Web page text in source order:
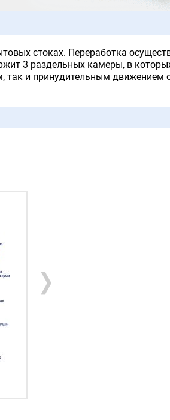
стоках. Переработка
3 раздельных камеры, в
так и принудительным движением